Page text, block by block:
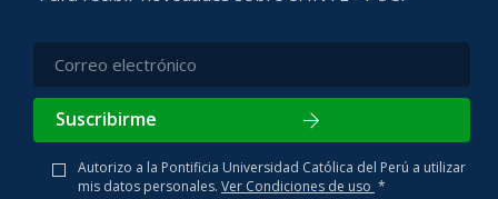
Suscribirme
Autorizo a la Pontificia Universidad Católica del Perú a utilizar
mis datos personales. Ver Condiciones de uso *